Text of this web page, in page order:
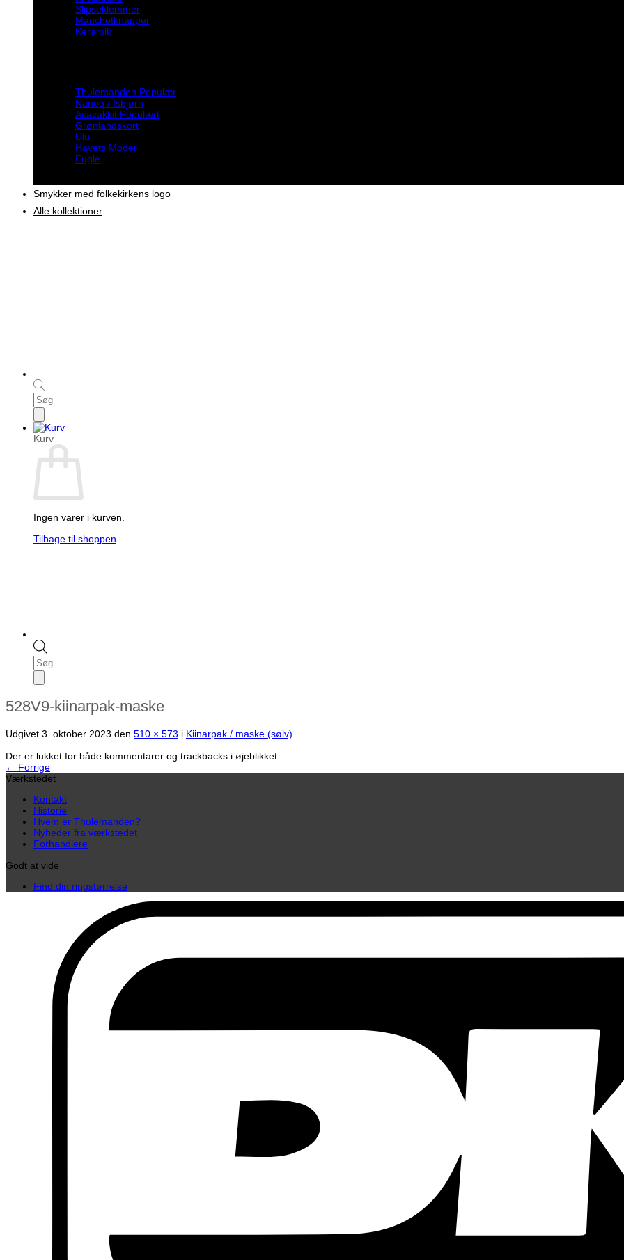
Products
search
Kurv
Ingen varer i kurven.
Tilbage til shoppen
Slipseklemmer
Manchetknapper
Keramik
Thulemanden
Nanoq / Isbjørn
Asavakkit
Grønlandskort
Ulu
Havets Moder
Fugle
Smykker med folkekirkens logo
Alle kollektioner
Products
search
528V9-kiinarpak-maske
Udgivet 3. oktober 2023 den 510 × 573 i Kiinarpak / maske (sølv)
Der er lukket for både kommentarer og trackbacks i øjeblikket.
← Forrige
Værkstedet
Kontakt
Historie
Hvem er Thulemanden?
Nyheder fra værkstedet
Forhandlere
Godt at vide
Find din ringstørrelse